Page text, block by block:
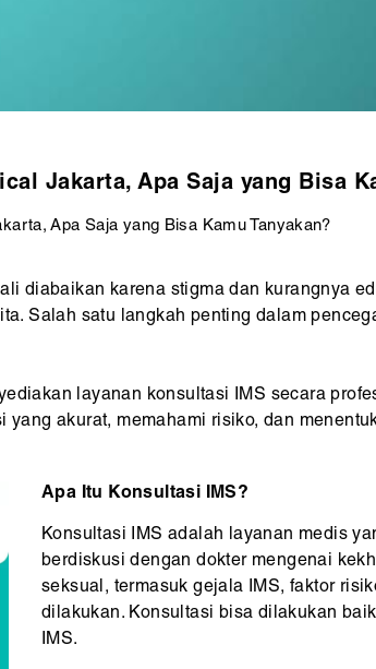
Jakarta, Apa Saja yang Bisa
Apa Saja yang Bisa Kamu Tanyakan?
diabaikan karena stigma dan kurangnya
Salah satu langkah penting dalam
layanan konsultasi IMS secara
akurat, memahami risiko, dan
Apa Itu Konsultasi IMS?
Konsultasi IMS adalah layanan medis
berdiskusi dengan dokter mengenai
seksual, termasuk gejala IMS, faktor
dilakukan. Konsultasi bisa dilakukan
IMS.